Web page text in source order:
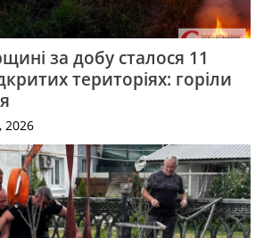
за добу сталося 11
територіях: горіли
2026